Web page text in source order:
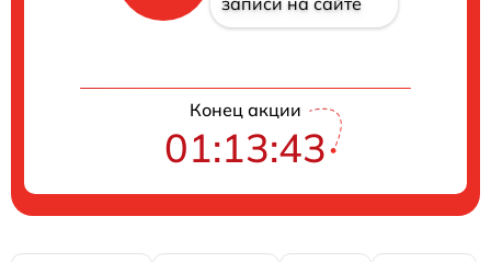
Конец акции
01:13:42